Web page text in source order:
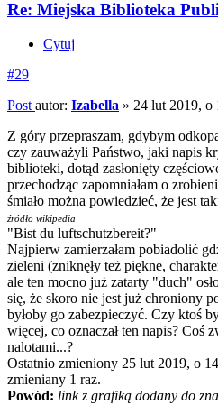
Re: Miejska Biblioteka
Cytuj
#29
Post autor: Izabella » 24 lut 2019, o
Z góry przepraszam, gdybym
czy zauważyli Państwo, jaki napis
biblioteki, dotąd zasłonięty
przechodząc zapomniałam o
śmiało można powiedzieć, że jest
źródło wikipedia
"Bist du luftschutzbereit?"
Najpierw zamierzałam pobiadolić
zieleni (zniknęły też piękne,
ale ten mocno już zatarty "duch"
się, że skoro nie jest już chroniony
byłoby go zabezpieczyć. Czy ktoś
więcej, co oznaczał ten napis? Coś
nalotami...?
Ostatnio zmieniony 25 lut 2019, o
zmieniany 1 raz.
Powód: link z grafiką dodany do